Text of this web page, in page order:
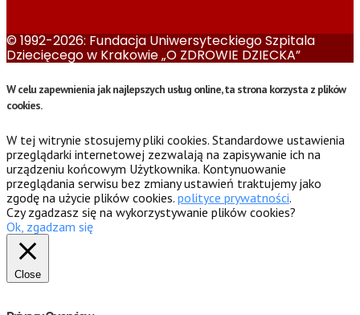
© 1992-2026: Fundacja Uniwersyteckiego Szpitala
Dziecięcego w Krakowie „O ZDROWIE DZIECKA”
W celu zapewnienia jak najlepszych usług online, ta strona korzysta z plików
cookies.
W tej witrynie stosujemy pliki cookies. Standardowe ustawienia
przeglądarki internetowej zezwalają na zapisywanie ich na
urządzeniu końcowym Użytkownika. Kontynuowanie
przeglądania serwisu bez zmiany ustawień traktujemy jako
zgodę na użycie plików cookies. polityce prywatności.
Czy zgadzasz się na wykorzystywanie plików cookies?
Ok, zgadzam się
Close